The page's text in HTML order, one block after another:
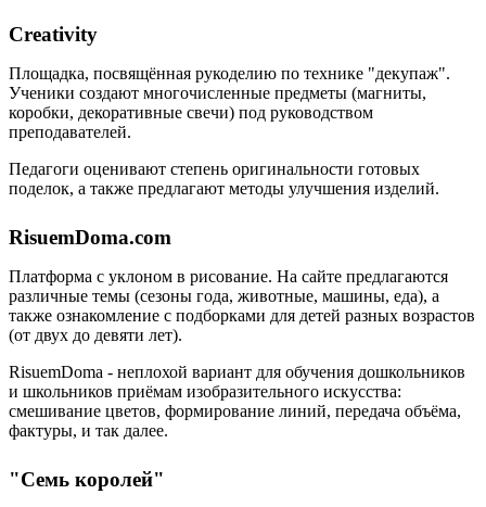
Creativity
Площадка, посвящённая рукоделию по технике "декупаж".
Ученики создают многочисленные предметы (магниты,
коробки, декоративные свечи) под руководством
преподавателей.
Педагоги оценивают степень оригинальности готовых
поделок, а также предлагают методы улучшения изделий.
RisuemDoma.com
Платформа с уклоном в рисование. На сайте предлагаются
различные темы (сезоны года, животные, машины, еда), а
также ознакомление с подборками для детей разных возрастов
(от двух до девяти лет).
RisuemDoma - неплохой вариант для обучения дошкольников
и школьников приёмам изобразительного искусства:
смешивание цветов, формирование линий, передача объёма,
фактуры, и так далее.
"Семь королей"